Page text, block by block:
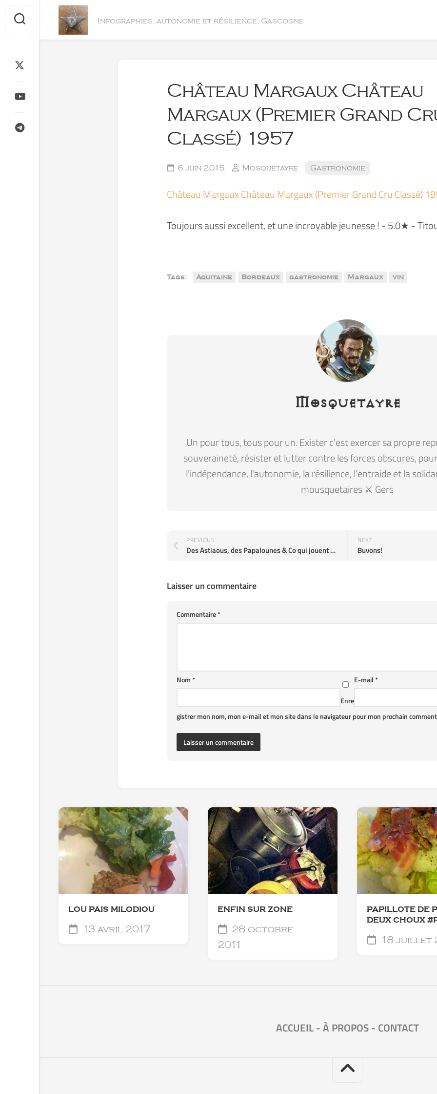
content
Infographies, autonomie et résilience, Gascogne
Château Margaux Château
Margaux (Premier Grand
Classé) 1957
6 juin 2015 Mosquetayre Gastronomie
Château Margaux Château Margaux (Premier Grand Cru Classé)
Toujours aussi excellent, et une incroyable jeunesse ! - 5.0★ -
Tags: Aquitaine Bordeaux gastronomie Margaux vin
Mosquetayre
Un pour tous, tous pour un. Exister c'est exercer sa propre
souveraineté, résister et lutter contre les forces obscures,
l'indépendance, l'autonomie, la résilience, l'entraide et la
mousquetaires ⚔️ Gers
NEXT
Buvons!
PREVIOUS
Des Astiaous, des Papalounes & Co qui jouent à la peña de la Comax Ethylix from Béouèts à Vic on Vimeo.
Laisser un commentaire
Commentaire*
E-mail*
Nom*
Enre
gistrer mon nom, mon e-mail et mon site dans le navigateur pour mon prochain
LOU PAIS MILODIOU
13 avril 2017
ENFIN SUR ZONE
28 octobre
2011
PAPILLOTE DE
DEUX CHOUX
18 juillet
ACCUEIL-À PROPOS- CONTACT